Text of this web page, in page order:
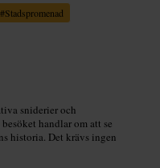
#Stadspromenad
sniderier och
handlar om att se
historia. Det krävs ingen